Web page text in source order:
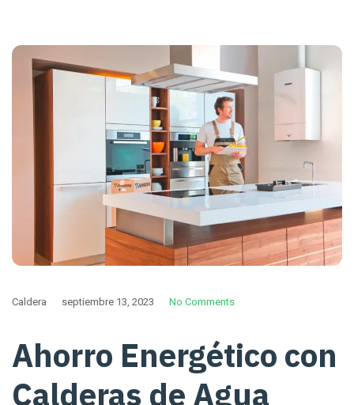
Caldera septiembre 13, 2023 No Comments
Ahorro Energético con
Calderas de Agua